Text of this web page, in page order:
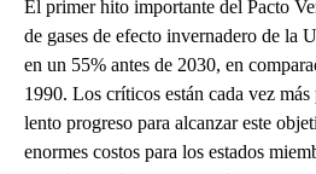
El primer hito importante del Pacto
de gases de efecto invernadero de la
en un 55% antes de 2030, en
1990. Los críticos están cada vez
lento progreso para alcanzar este
enormes costos para los estados